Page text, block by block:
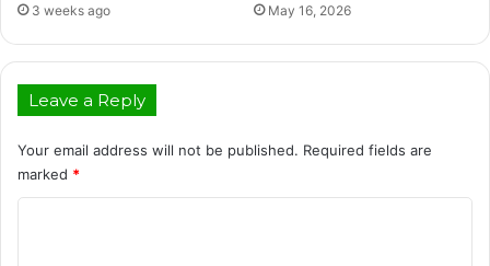
3 weeks ago May 16, 2026
Leave a Reply
Your email address will not be published. Required fields are
marked *